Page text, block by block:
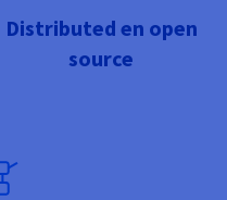
Distributed en open
source